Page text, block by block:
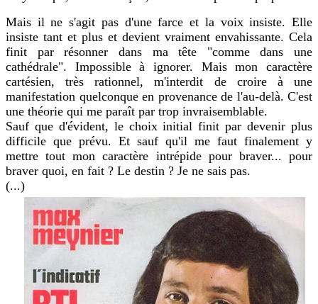
Mais il ne s'agit pas d'une farce et la voix insiste. Elle
insiste tant et plus et devient vraiment envahissante. Cela
finit par résonner dans ma tête "comme dans une
cathédrale". Impossible à ignorer. Mais mon caractère
cartésien, très rationnel, m'interdit de croire à une
manifestation quelconque en provenance de l'au-delà. C'est
une théorie qui me paraît par trop invraisemblable.
Sauf que d'évident, le choix initial finit par devenir plus
difficile que prévu. Et sauf qu'il me faut finalement y
mettre tout mon caractère intrépide pour braver... pour
braver quoi, en fait ? Le destin ? Je ne sais pas.
(...)